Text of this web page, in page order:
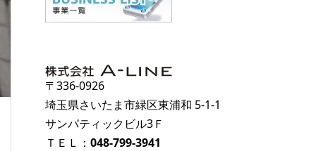
〒336-0926
埼玉県さいたま市緑区東浦和 5-1-1
サンパティックビル3Ｆ
ＴＥＬ： 048-799-3941